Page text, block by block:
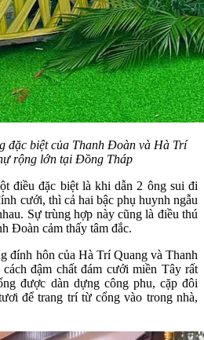
đặc biệt của Thanh Đoàn và Hà Trí
rộng lớn tại Đồng Tháp
điều đặc biệt là khi dẫn 2 ông sui đi
cưới, thì cả hai bậc phụ huynh ngẫu
Sự trùng hợp này cũng là điều thú
Đoàn cảm thấy tâm đắc.
đính hôn của Hà Trí Quang và Thanh
đậm chất đám cưới miền Tây rất
được dàn dựng công phu, cặp đôi
để trang trí từ cổng vào trong nhà,